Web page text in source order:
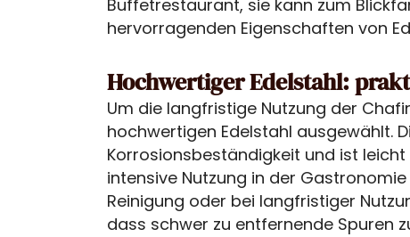
Buffetrestaurant, sie kann zum
hervorragenden Eigenschaften von
Hochwertiger Edelstahl:
Um die langfristige Nutzung der
hochwertigen Edelstahl ausgewählt.
Korrosionsbeständigkeit und ist
intensive Nutzung in der
Reinigung oder bei langfristiger
dass schwer zu entfernende Spuren